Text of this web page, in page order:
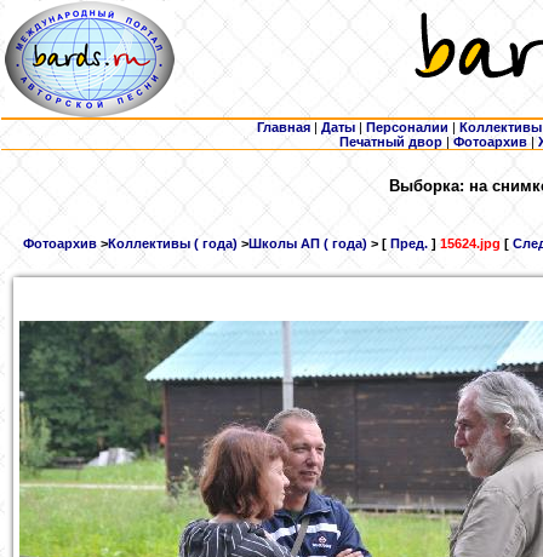
Главная | Даты | Персоналии | Коллективы
Печатный двор |Фотоархив |
Выборка: на
Фотоархив >Коллективы ( года) >Школы АП ( года) > [ Пред. ] 15624.jpg [